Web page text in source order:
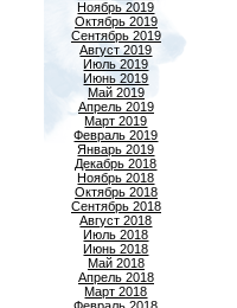
Ноябрь 2019
Октябрь 2019
Сентябрь 2019
Август 2019
Июль 2019
Июнь 2019
Май 2019
Апрель 2019
Март 2019
Февраль 2019
Январь 2019
Декабрь 2018
Ноябрь 2018
Октябрь 2018
Сентябрь 2018
Август 2018
Июль 2018
Июнь 2018
Май 2018
Апрель 2018
Март 2018